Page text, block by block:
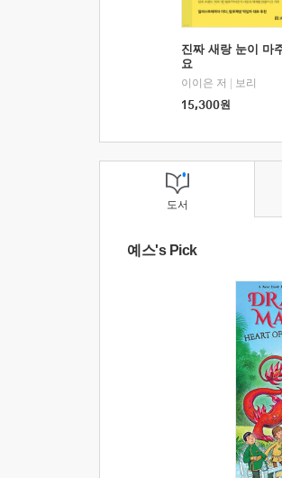
진짜 새랑 눈이 마
요
이이은 저
보리
15,300원
도서
예스's Pick